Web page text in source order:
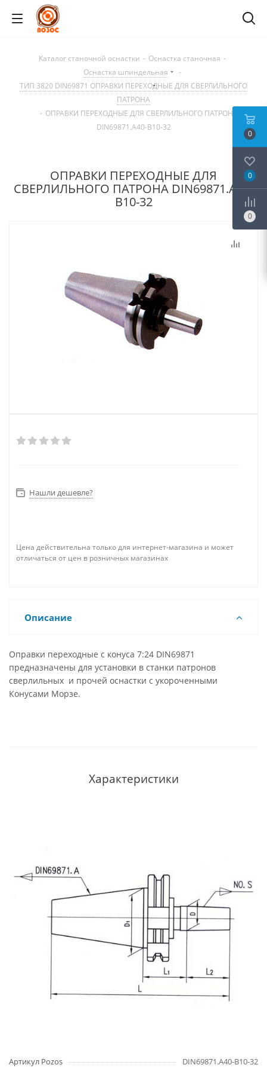
Каталог станочной оснастки - Оснастка станочная -
Оснастка шпиндельная
-
ТИП 3820 DIN69871 ОПРАВКИ ПЕРЕХОДНЫЕ ДЛЯ СВЕРЛИЛЬНОГО
ПАТРОНА
- ОПРАВКИ ПЕРЕХОДНЫЕ ДЛЯ СВЕРЛИЛЬНОГО ПАТРОНА
DIN69871.А40-B10-32
ОПРАВКИ ПЕРЕХОДНЫЕ ДЛЯ
СВЕРЛИЛЬНОГО ПАТРОНА DIN69871.А40-
B10-32
Нашли дешевле?
Цена действительна только для интернет-магазина и может
отличаться от цен в розничных магазинах
Описание
Оправки переходные с конуса 7:24 DIN69871
предназначены для установки в станки патронов
сверлильных и прочей оснастки с укороченными
Конусами Морзе.
Характеристики
Артикул Pozos DIN69871.А40-B10-32
0
0
0